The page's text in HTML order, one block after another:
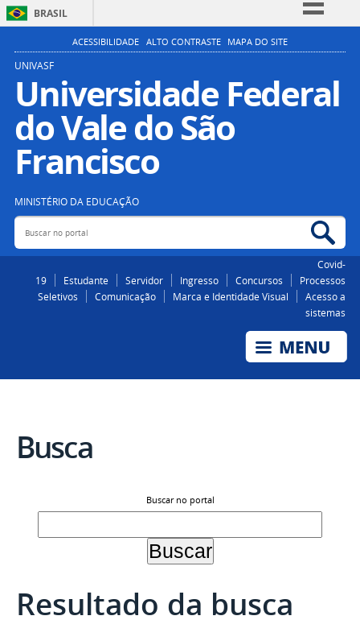
BRASIL
Simplifique!
Participe
Acesso à informação
Legislação
ACESSIBILIDADE ALTO CONTRASTE MAPA DO SITE
UNIVASF
Universidade Federal
do Vale do São
Francisco
MINISTÉRIO DA EDUCAÇÃO
Buscar no portal
Covid-
19
Estudante Servidor Ingresso Concursos
Processos
Seletivos
Comunicação Marca e Identidade Visual
Acesso a
sistemas
Busca
Buscar no portal
Resultado da busca